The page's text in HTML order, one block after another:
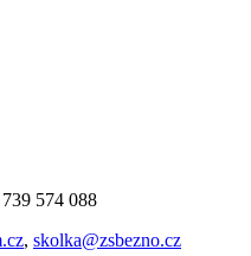
574 088
, skolka@zsbezno.cz